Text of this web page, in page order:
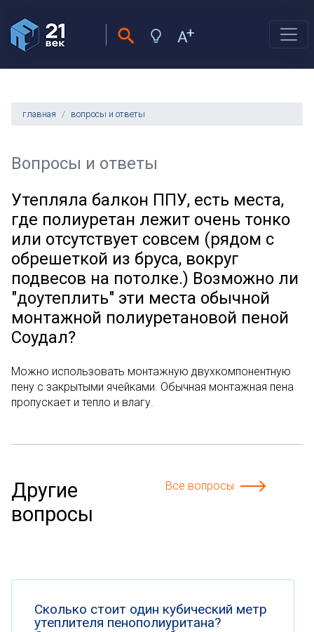
главная вопросы и ответы
Вопросы и ответы
Утепляла балкон ППУ, есть места,
где полиуретан лежит очень тонко
или отсутствует совсем (рядом с
обрешеткой из бруса, вокруг
подвесов на потолке.) Возможно ли
"доутеплить" эти места обычной
монтажной полиуретановой пеной
Соудал?
Можно использовать монтажную двухкомпонентную
пену с закрытыми ячейками. Обычная монтажная пена
пропускает и тепло и влагу.
Другие
вопросы
Все вопросы
Сколько стоит один кубический метр
утеплителя пенополиуритана?